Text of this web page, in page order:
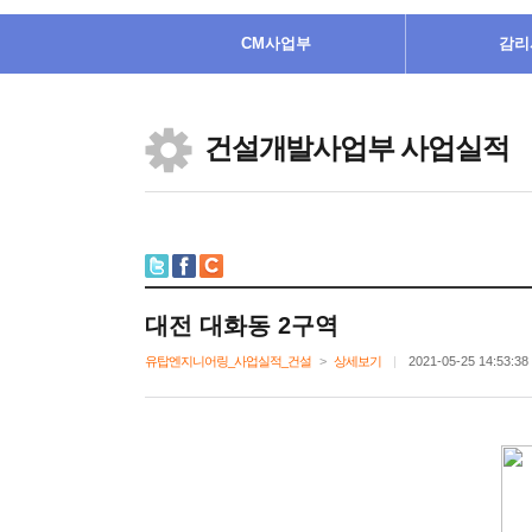
CM사업부 감
건설개발사업부사업실적
대전대화동2구역
유탑엔지니어링_사업실적_건설 > 상세보기 | 2021-05-2514:53:38